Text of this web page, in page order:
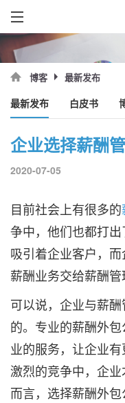
博客 最新发布
最新发布 白皮书
企业选择薪酬
2020-07-05
目前社会上有很多的
争中，他们也都打
吸引着企业客户，
薪酬业务交给薪酬管
可以说，企业与薪
的。专业的薪酬外
业的服务，让企业
激烈的竞争中，企
而言，选择薪酬外